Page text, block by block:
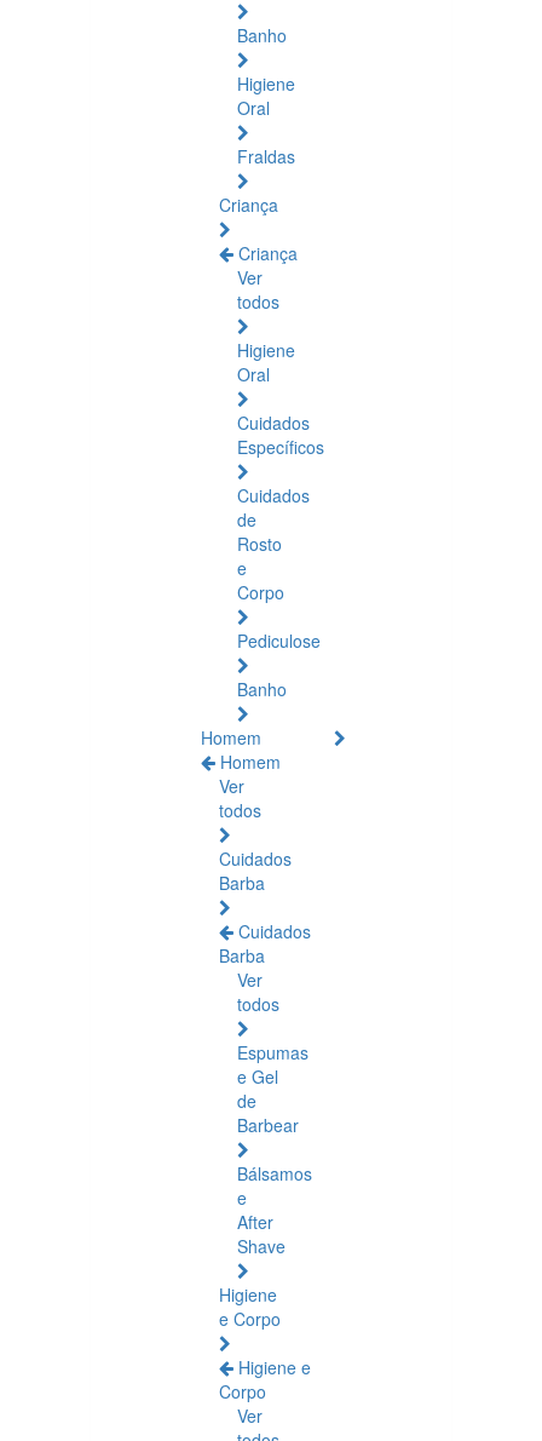
Banho
Higiene
Oral
Fraldas
Criança
Criança
Ver
todos
Higiene
Oral
Cuidados
Específicos
Cuidados
de
Rosto
e
Corpo
Pediculose
Banho
Homem
Homem
Ver
todos
Cuidados
Barba
Cuidados
Barba
Ver
todos
Espumas
e Gel
de
Barbear
Bálsamos
e
After
Shave
Higiene
e Corpo
Higiene e
Corpo
Ver